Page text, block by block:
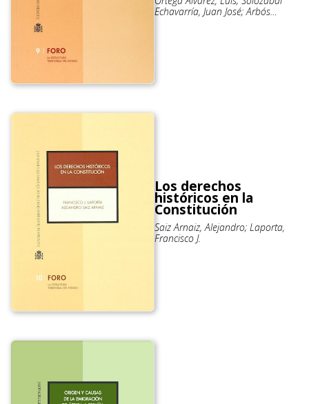
Echavarría, Juan José; Arbós
Los derechos
históricos en la
Constitución
Saiz Arnaiz, Alejandro; Laporta,
Francisco J.